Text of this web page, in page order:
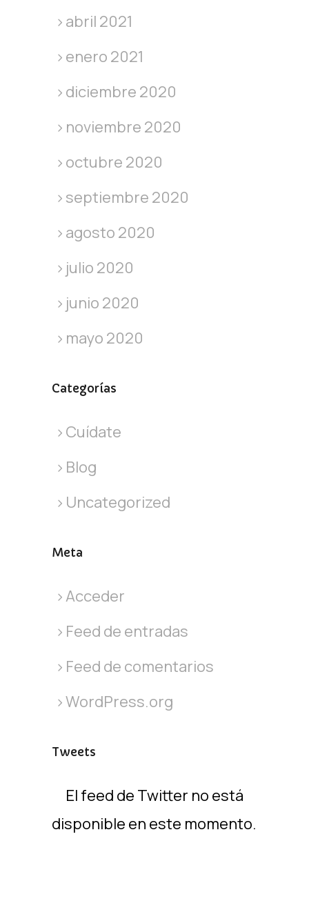
abril 2021
enero 2021
diciembre 2020
noviembre 2020
octubre 2020
septiembre 2020
agosto 2020
julio 2020
junio 2020
mayo 2020
Categorías
Cuídate
Blog
Uncategorized
Meta
Acceder
Feed de entradas
Feed de comentarios
WordPress.org
Tweets
El feed de Twitter no está
disponible en este momento.